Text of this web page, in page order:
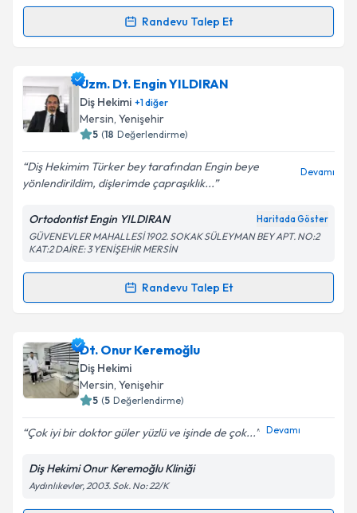
Kişisel verilerimin işlenmesine ilişkinAydınlatma
'ni okudum ve kişisel verilerimin belirtilen
kapsamda işlenmesini kabul ediyorum.
Takvim Talebini Gönder
Randevu Talep Et
Randevu Takvimi Talebi
Dt. Bekir Talat Ekiziçin randevu takvimi talebi
oluşturun. Size bu uzmandan randevu almanız için bir
takvim hazırlandığında e-posta ile bilgilendireceğiz.
Kişisel verilerimin işlenmesine ilişkin
Aydınlatma
Metni'ni okudum ve kişisel verilerimin belirtilen
kapsamda işlenmesini kabul ediyorum.
Takvim Talebini Gönder
Uzm. Dt. Engin YILDIRAN
Diş Hekimi +1diğer
Mersin, Yenişehir
5 (18 Değerlendirme)
Diş Hekimim Türker bey tarafından Engin beye
yönlendirildim, dişlerimde çapraşıklık...
Devamı
Ortodontist Engin YILDIRAN Haritada Göster
GÜVENEVLER MAHALLESİ 1902. SOKAK SÜLEYMAN BEY APT. NO:2
KAT:2 DAİRE: 3 YENİŞEHİR MERSİN
Randevu Talep Et
Randevu Takvimi Talebi
Uzm. Dt. Engin YILDIRANiçin randevu takvimi talebi
oluşturun. Size bu uzmandan randevu almanız için bir
takvim hazırlandığında e-posta ile bilgilendireceğiz.
Kişisel verilerimin işlenmesine ilişkin
Metni'ni okudum ve kişisel verilerimin belirtilen
Dt. Onur Keremoğlu
Diş Hekimi
Mersin, Yenişehir
5 (5 Değerlendirme)
Çok iyi bir doktor güler yüzlü ve işinde de çok... Devamı
Diş Hekimi Onur Keremoğlu Kliniği
Aydınlıkevler, 2003. Sok. No: 22/K